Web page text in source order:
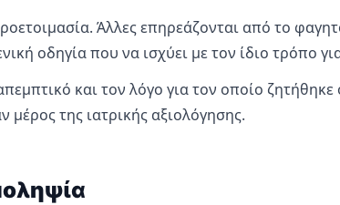
Άλλες επηρεάζονται από το
οδηγία που να ισχύει με τον ίδιο τρόπο
και τον λόγο για τον οποίο ζητήθηκε
της ιατρικής αξιολόγησης.